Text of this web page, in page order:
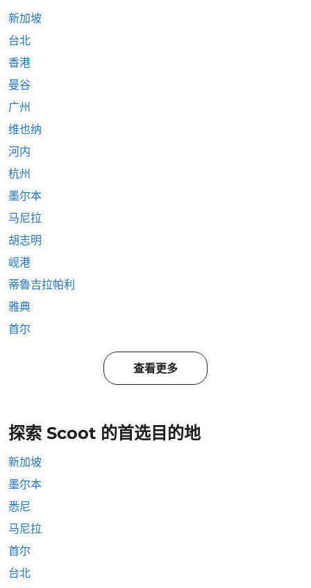
新加坡
台北
香港
曼谷
广州
维也纳
河内
杭州
墨尔本
马尼拉
胡志明
岘港
蒂魯吉拉帕利
雅典
首尔
查看更多
探索 Scoot 的首选目的地
新加坡
墨尔本
悉尼
马尼拉
首尔
台北